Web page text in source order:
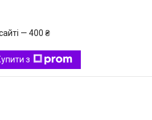
— 400 ₴
з